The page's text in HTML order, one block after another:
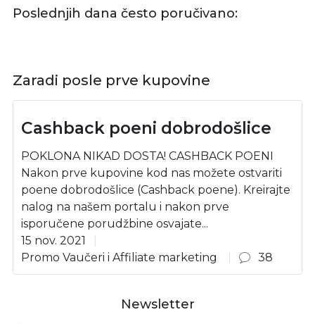
Poslednjih dana često poručivano:
Zaradi posle prve kupovine
Cashback poeni dobrodošlice
POKLONA NIKAD DOSTA! CASHBACK POENI
Nakon prve kupovine kod nas možete ostvariti
poene dobrodošlice (Cashback poene). Kreirajte
nalog na našem portalu i nakon prve
isporučene porudžbine osvajate...
15 nov. 2021
Promo Vaučeri i Affiliate marketing
38
Newsletter